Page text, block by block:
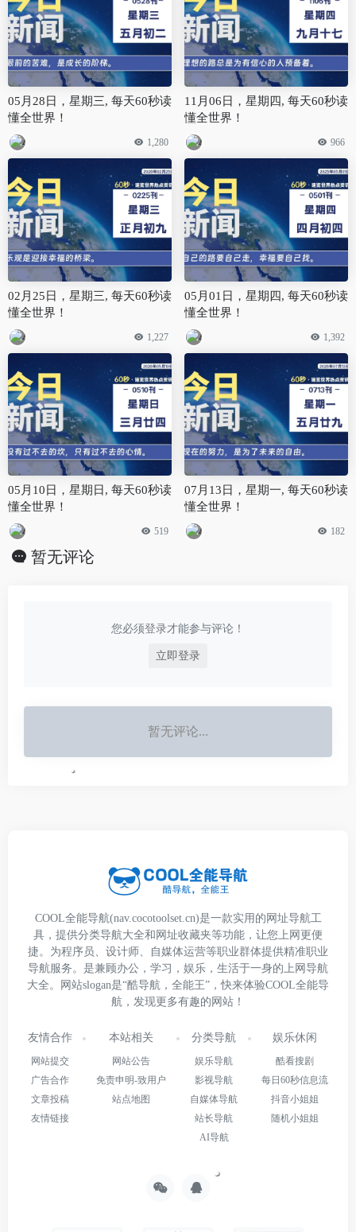
05月28日，星期三, 每天60秒读
懂全世界！
1,280
11月06日，星期四, 每天60秒读
懂全世界！
966
02月25日，星期三, 每天60秒读
懂全世界！
1,227
05月01日，星期四, 每天60秒读
懂全世界！
1,392
05月10日，星期日, 每天60秒读
懂全世界！
519
07月13日，星期一, 每天60秒读
懂全世界！
182
暂无评论
您必须登录才能参与评论！
立即登录
暂无评论...
COOL全能导航(nav.cocotoolset.cn)是一款实用的网址导航工
具，提供分类导航大全和网址收藏夹等功能，让您上网更便
捷。为程序员、设计师、自媒体运营等职业群体提供精准职业
导航服务。是兼顾办公，学习，娱乐，生活于一身的上网导航
大全。网站slogan是“酷导航，全能王”，快来体验COOL全能导
航，发现更多有趣的网站！
友情合作
网站提交
广告合作
文章投稿
友情链接
本站相关
网站公告
免责申明-致用户
站点地图
分类导航
娱乐导航
影视导航
自媒体导航
站长导航
AI导航
娱乐休闲
酷看搜剧
每日60秒信息流
抖音小姐姐
随机小姐姐